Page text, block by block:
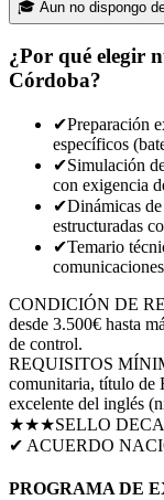
🎓 Aun no dispongo
¿Por qué elegir
Córdoba?
✔Preparación
específicos
✔Simulación
con exigencia
✔Dinámicas
estructuradas
✔Temario
CONDICIÓN DE
desde 3.500€ hasta
de control.
REQUISITOS
comunitaria, título de
excelente del inglés
★★★SELLO DE
✔ ACUERDO
PROGRAMA DE